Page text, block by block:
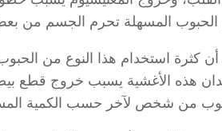
الحبوب المسهلة تحرم الجسم من بعض
كثرة استخدام هذا النوع من
هذه الأغشية يسبب خروج قطع
من شخص لآخر حسب الكمية